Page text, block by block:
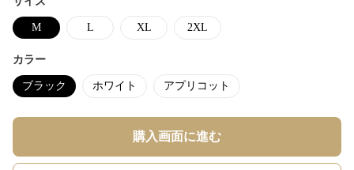
M L XL 2XL
カラー
ブラック ホワイト アプリコット
購入画面に進む